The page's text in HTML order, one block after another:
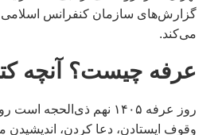
گزارش‌های سازمان کنفرانس اسلامی
می‌کند.
عرفه چیست؟ آنچه
روز عرفه ۱۴۰۵ نهم
وقوف ایستادن، دعا کردن، اندیشیدن